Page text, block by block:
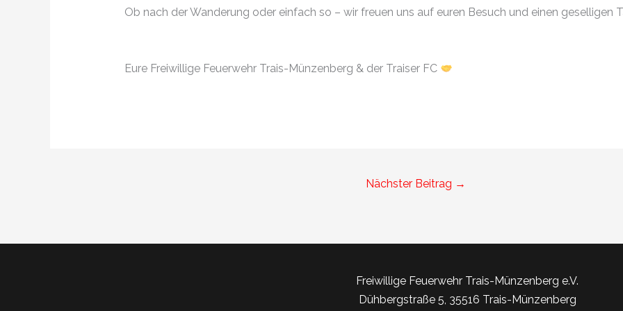
Ob nach der Wanderung oder einfach so – wir freuen uns auf euren Besuch und einen geselligen
Eure Freiwillige Feuerwehr Trais-Münzenberg & der Traiser FC
Nächster Beitrag →
Freiwillige Feuerwehr Trais-Münzenberg e.V.
Dühbergstraße 5, 35516 Trais-Münzenberg